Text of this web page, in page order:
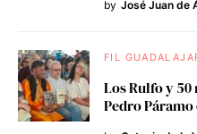
by José Juan de
FIL
Los Rulfo y 50
Pedro Páramo